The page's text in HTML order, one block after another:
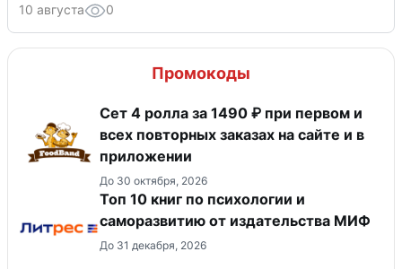
10 августа 0
Промокоды
Сет 4 ролла за 1490 ₽ при первом и
всех повторных заказах на сайте и в
приложении
До 30 октября, 2026
Топ 10 книг по психологии и
саморазвитию от издательства МИФ
До 31 декабря, 2026